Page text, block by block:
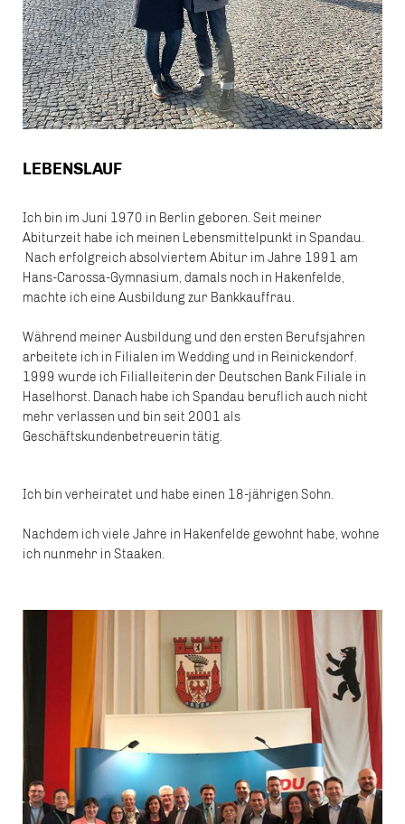
LEBENSLAUF
Ich bin im Juni 1970 in Berlin geboren. Seit meiner
Abiturzeit habe ich meinen Lebensmittelpunkt in Spandau.
Nach erfolgreich absolviertem Abitur im Jahre 1991 am
Hans-Carossa-Gymnasium, damals noch in Hakenfelde,
machte ich eine Ausbildung zur Bankkauffrau.
Während meiner Ausbildung und den ersten Berufsjahren
arbeitete ich in Filialen im Wedding und in Reinickendorf.
1999 wurde ich Filialleiterin der Deutschen Bank Filiale in
Haselhorst. Danach habe ich Spandau beruflich auch nicht
mehr verlassen und bin seit 2001 als
Geschäftskundenbetreuerin tätig.
Ich bin verheiratet und habe einen 18-jährigen Sohn.
Nachdem ich viele Jahre in Hakenfelde gewohnt habe, wohne
ich nunmehr in Staaken.